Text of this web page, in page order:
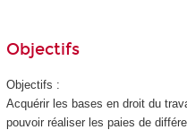
Objectifs
Objectifs :
Acquérir les bases en droit du
pouvoir réaliser les paies de